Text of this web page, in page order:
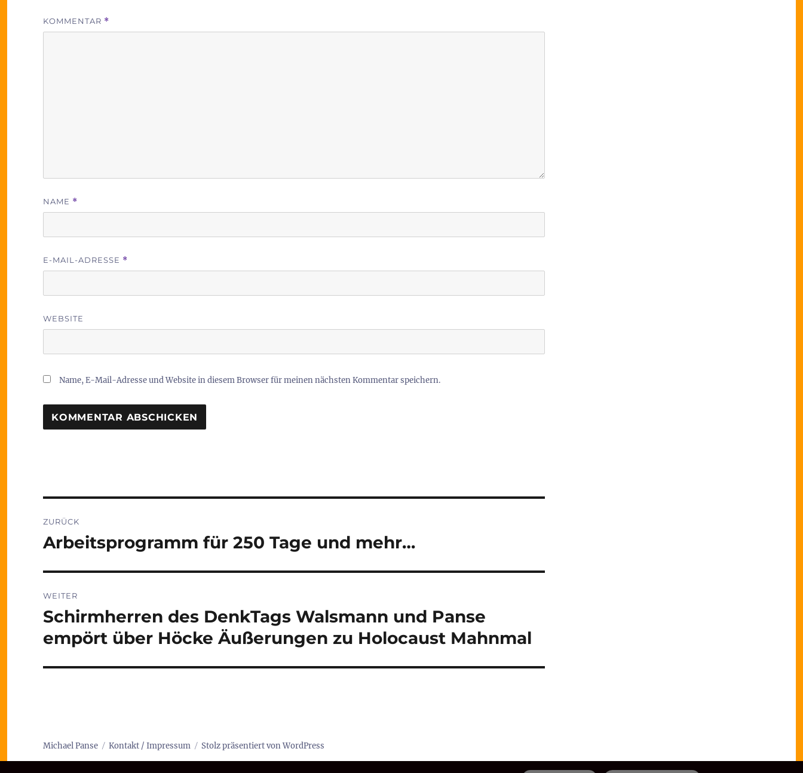
KOMMENTAR *
NAME *
E-MAIL-ADRESSE *
WEBSITE
Name, E-Mail-Adresse und Website in diesem Browser für meinen nächsten Kommentar speichern.
ZURÜCK
Vorheriger
Arbeitsprogramm für 250 Tage und mehr…
WEITER
Nächster
Schirmherren des DenkTags Walsmann und Panse
empört über Höcke Äußerungen zu Holocaust Mahnmal
Michael Panse Kontakt / Impressum Stolz präsentiert von WordPress